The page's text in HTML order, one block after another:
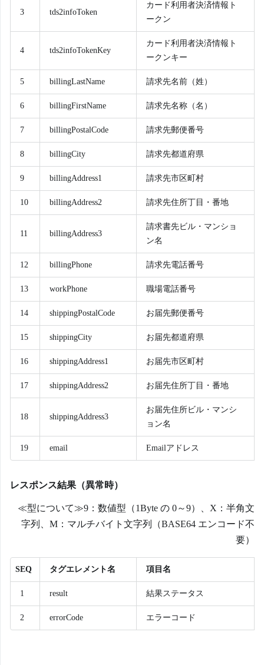
3 tds2infoToken
カード利用者決済情報ト
ークン
4 tds2infoTokenKey
カード利用者決済情報ト
ークンキー
5 billingLastName 請求先名前（姓）
6 billingFirstName 請求先名称（名）
7 billingPostalCode 請求先郵便番号
8 billingCity 請求先都道府県
9 billingAddress1 請求先市区町村
10 billingAddress2 請求先住所丁目・番地
11 billingAddress3
請求書先ビル・マンショ
ン名
12 billingPhone 請求先電話番号
13 workPhone 職場電話番号
14 shippingPostalCode お届先郵便番号
15 shippingCity お届先都道府県
16 shippingAddress1 お届先市区町村
17 shippingAddress2 お届先住所丁目・番地
18 shippingAddress3
お届先住所ビル・マンシ
ョン名
19 email Emailアドレス
レスポンス結果（異常時）
≪型について≫9：数値型（1Byte の 0～9）、X：半角文
字列、M：マルチバイト文字列（BASE64 エンコード不
要）
SEQ タグエレメント名 項目名
1 result 結果ステータス
2 errorCode エラーコード